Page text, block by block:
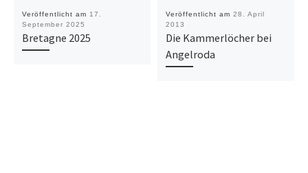
Veröffentlicht am 17.
September 2025
Bretagne 2025
Veröffentlicht am 28. April
2013
Die Kammerlöcher bei
Angelroda